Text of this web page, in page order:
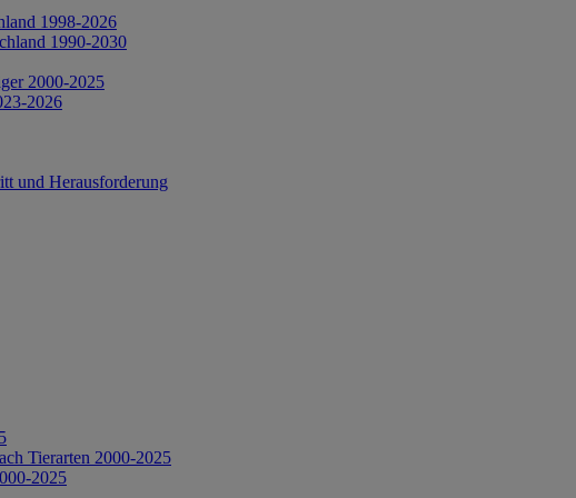
1998-2026
1990-2030
2000-2025
2026
und Herausforderung
Tierarten 2000-2025
2025